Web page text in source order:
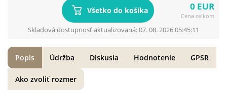
Všetko do košíka 0 EUR
Cena celkom
Skladová dostupnosť aktualizovaná: 07. 08. 2026 05:45:11
Popis Údržba Diskusia Hodnotenie GPSR
Ako zvoliť rozmer